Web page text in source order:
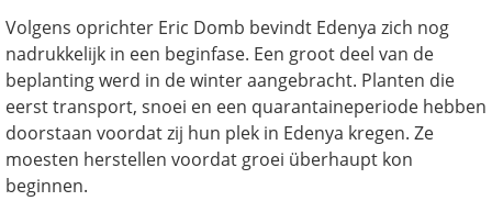
Volgens oprichter Eric Domb bevindt Edenya zich nog
nadrukkelijk in een beginfase. Een groot deel van de
beplanting werd in de winter aangebracht. Planten die
eerst transport, snoei en een quarantaineperiode hebben
doorstaan voordat zij hun plek in Edenya kregen. Ze
moesten herstellen voordat groei überhaupt kon
beginnen.